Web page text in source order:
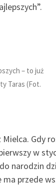
– to już
Taras (Fot.
Gdy
w
narodzin
ma przede